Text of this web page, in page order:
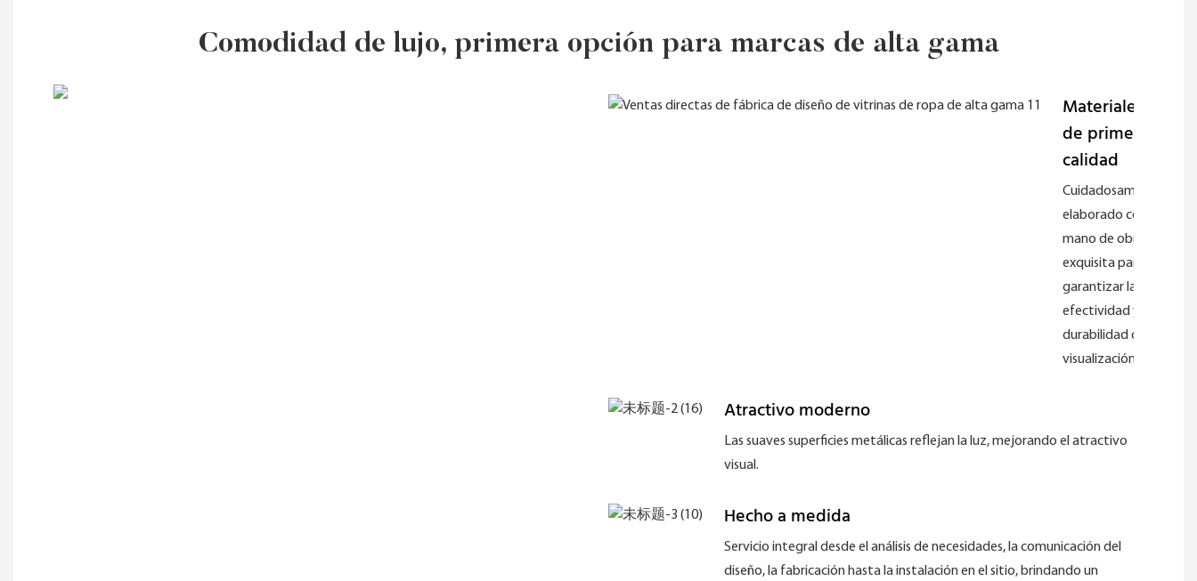
Comodidad de lujo, primera opción para marcas de alta gama
Materiales
de primera
calidad
Cuidadosamente
elaborado con
mano de obra
exquisita para
garantizar la
efectividad y
durabilidad de la
visualización.
Atractivo moderno
Las suaves superficies metálicas reflejan la luz, mejorando el atractivo
visual.
Hecho a medida
Servicio integral desde el análisis de necesidades, la comunicación del
diseño, la fabricación hasta la instalación en el sitio, brindando un